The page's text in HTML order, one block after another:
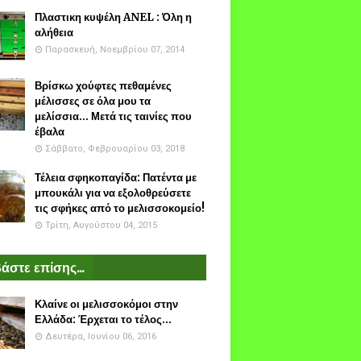
Πλαστικη κυψέλη ANEL : Όλη η
αλήθεια
Παρασκευή, Νοεμβρίου 07, 2014
Βρίσκω χούφτες πεθαμένες
μέλισσες σε όλα μου τα
μελίσσια... Μετά τις ταινίες που
έβαλα
Σάββατο, Φεβρουαρίου 03, 2018
Τέλεια σφηκοπαγίδα: Πατέντα με
μπουκάλι για να εξολοθρεύσετε
τις σφήκες από το μελισσοκομείο!
Τρίτη, Αυγούστου 04, 2015
επίσης...
Κλαίνε οι μελισσοκόμοι στην
Ελλάδα: Έρχεται το τέλος...
Δευτέρα, Ιουνίου 06, 2016